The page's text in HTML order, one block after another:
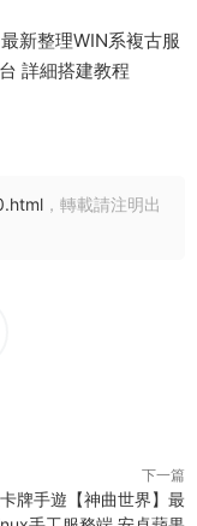
，轉載請注明出
下一篇
牌手遊【神曲世界】最